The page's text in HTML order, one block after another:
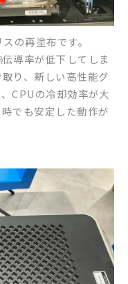
の再塗布です。
導率が低下してしま
り、新しい高性能グ
CPUの冷却効率が大
でも安定した動作が